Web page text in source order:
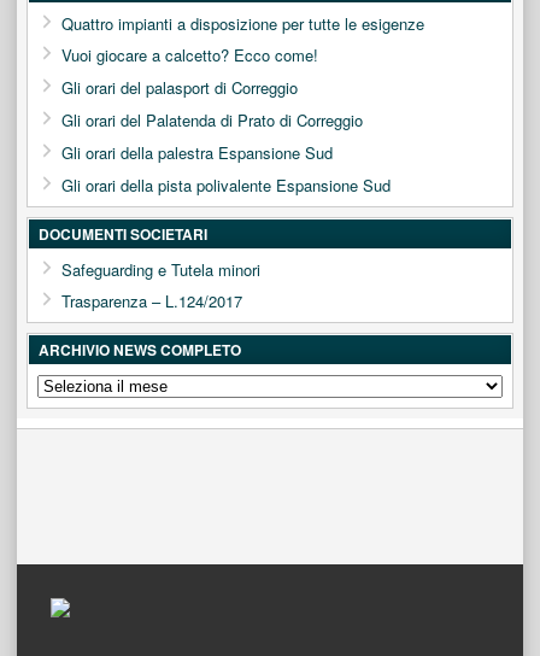
Quattro impianti a disposizione per tutte le esigenze
Vuoi giocare a calcetto? Ecco come!
Gli orari del palasport di Correggio
Gli orari del Palatenda di Prato di Correggio
Gli orari della palestra Espansione Sud
Gli orari della pista polivalente Espansione Sud
DOCUMENTI SOCIETARI
Safeguarding e Tutela minori
Trasparenza – L.124/2017
ARCHIVIO NEWS COMPLETO
ARCHIVIO
NEWS
COMPLETO